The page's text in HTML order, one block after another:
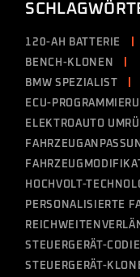
120-AH BATTERIE
BENCH-KLONEN
BMW SPEZIALIST
ECU-
ELEKTROAUTO
HOCHVOLT-
PERSONALISIERTE
STEUERGERÄT-
STEUERGERÄT-